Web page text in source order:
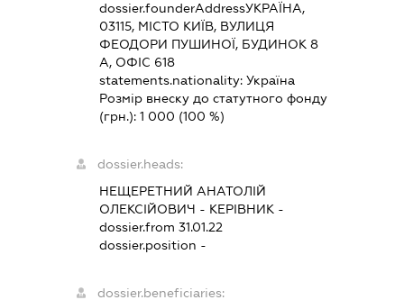
dossier.founderAddressУКРАЇНА,
03115, МІСТО КИЇВ, ВУЛИЦЯ
ФЕОДОРИ ПУШИНОЇ, БУДИНОК 8
А, ОФІС 618
statements.nationality:Україна
Розмір внеску до статутного фонду
(грн.):1 000 (100 %)
dossier.heads:
НЕЩЕРЕТНИЙ АНАТОЛІЙ
ОЛЕКСІЙОВИЧ - КЕРІВНИК -
dossier.from 31.01.22
dossier.position -
dossier.beneficiaries: